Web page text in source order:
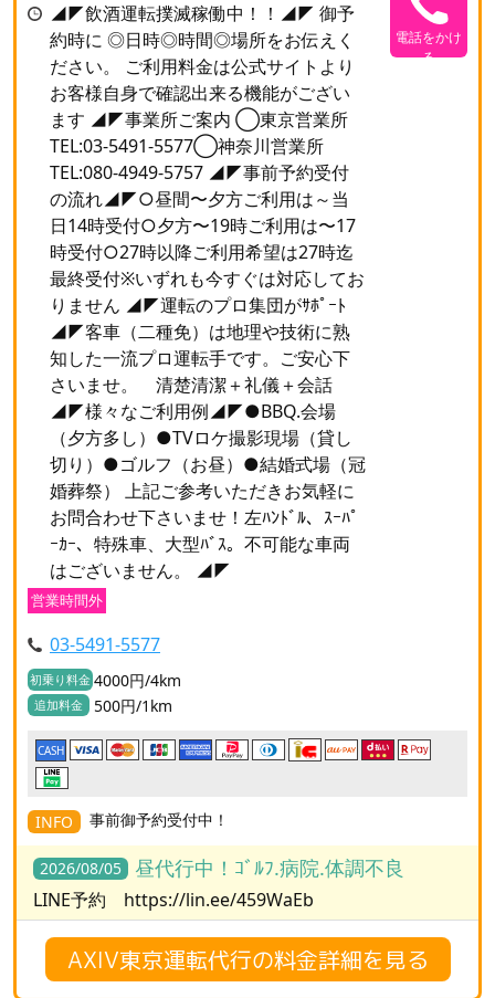
◢◤飲酒運転撲滅稼働中！！◢◤ 御予
約時に ◎日時◎時間◎場所をお伝えく
ださい。 ご利用料金は公式サイトより
お客様自身で確認出来る機能がござい
ます ◢◤事業所ご案内 ◯東京営業所
TEL:03-5491-5577◯神奈川営業所
TEL:080-4949-5757 ◢◤事前予約受付
の流れ◢◤○昼間〜夕方ご利用は～当
日14時受付○夕方〜19時ご利用は〜17
時受付○27時以降ご利用希望は27時迄
最終受付※いずれも今すぐは対応してお
りません ◢◤運転のプロ集団がｻﾎﾟｰﾄ
◢◤客車（二種免）は地理や技術に熟
知した一流プロ運転手です。ご安心下
さいませ。 清楚清潔＋礼儀＋会話
◢◤様々なご利用例◢◤●BBQ.会場
（夕方多し）●TVロケ撮影現場（貸し
切り）●ゴルフ（お昼）●結婚式場（冠
婚葬祭） 上記ご参考いただきお気軽に
お問合わせ下さいませ！左ﾊﾝﾄﾞﾙ、ｽｰﾊﾟ
ｰｶｰ、特殊車、大型ﾊﾞｽ。不可能な車両
はございません。 ◢◤
営業時間外
03-5491-5577
初乗り料金 4000円/4km
追加料金 500円/1km
電話をかけ
る
CASH
INFO 事前御予約受付中！
2026/08/05 昼代行中！ｺﾞﾙﾌ.病院.体調不良
LINE予約 https://lin.ee/459WaEb
AXIV東京運転代行の料金詳細を見る